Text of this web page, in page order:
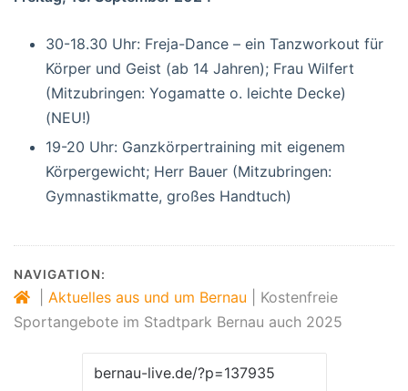
30-18.30 Uhr: Freja-Dance – ein Tanzworkout für
Körper und Geist (ab 14 Jahren); Frau Wilfert
(Mitzubringen: Yogamatte o. leichte Decke)
(NEU!)
19-20 Uhr: Ganzkörpertraining mit eigenem
Körpergewicht; Herr Bauer (Mitzubringen:
Gymnastikmatte, großes Handtuch)
NAVIGATION:
Aktuelles aus und um Bernau
Kostenfreie
Sportangebote im Stadtpark Bernau auch 2025